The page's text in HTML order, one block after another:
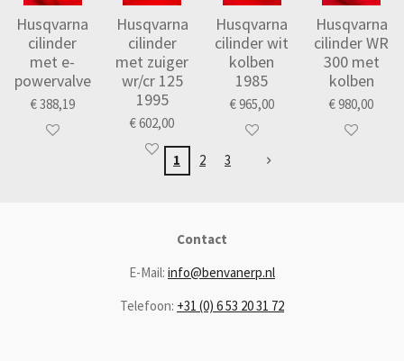
Husqvarna
cilinder
met e-
powervalve
€ 388,19
Husqvarna
cilinder
met zuiger
wr/cr 125
1995
€ 602,00
Husqvarna
cilinder wit
kolben
1985
€ 965,00
Husqvarna
cilinder WR
300 met
kolben
€ 980,00
1 2 3
Contact
E-Mail: info@benvanerp.nl
Telefoon: +31 (0) 6 53 20 31 72